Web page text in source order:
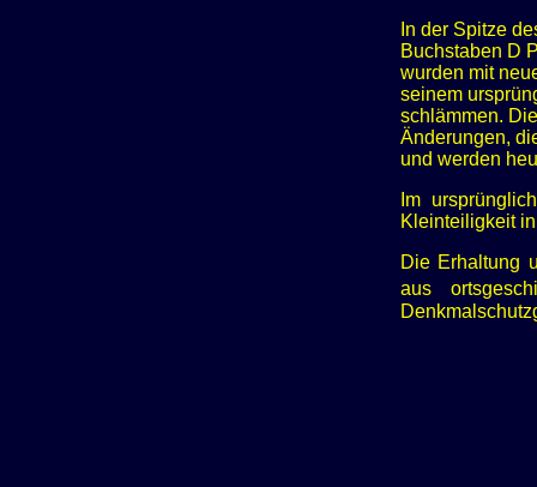
In der Spitze
Buchstaben D
wurden mit
seinem
schlämmen.
Änderungen,
und werden
Im
Kleinteiligkeit
Die Erhaltung
aus